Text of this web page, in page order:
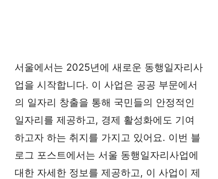
서울에서는 2025년에 새로운 동행일자리사
업을 시작합니다. 이 사업은 공공 부문에서
의 일자리 창출을 통해 국민들의 안정적인
일자리를 제공하고, 경제 활성화에도 기여
하고자 하는 취지를 가지고 있어요. 이번 블
로그 포스트에서는 서울 동행일자리사업에
대한 자세한 정보를 제공하고, 이 사업이 제